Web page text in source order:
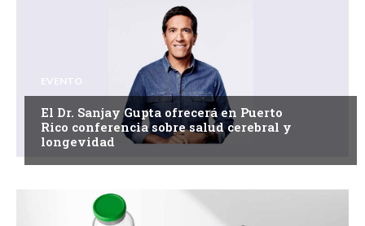
EVENTO
El Dr. Sanjay Gupta ofrecerá en Puerto
Rico conferencia sobre salud cerebral y
longevidad